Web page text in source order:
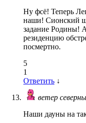
Ну фсё! Теперь
наши! Сионский
задание Родины!
резиденцию
посмертно.
5
1
Ответить ↓
ветер
Наши дауны на